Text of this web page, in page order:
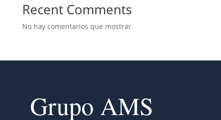
Recent Comments
No hay comentarios que mostrar.
Grupo AMS